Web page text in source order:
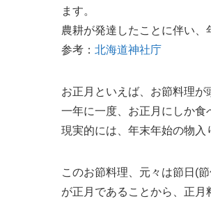
ます。
農耕が発達したことに伴い、
参考： 北海道神社庁
お正月といえば、お節料理が
一年に一度、お正月にしか食
現実的には、年末年始の物入
このお節料理、元々は節日(
が正月であることから、正月